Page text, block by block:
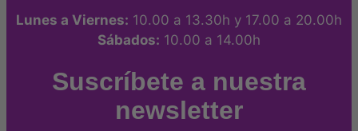
Lunes a Viernes: 10.00 a 13.30h y 17.00 a 20.00h
Sábados: 10.00 a 14.00h
Suscríbete a nuestra
newsletter